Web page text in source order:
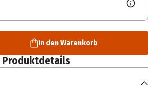
In den Warenkorb
Produktdetails